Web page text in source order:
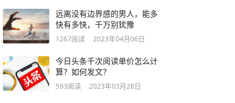
远离没有边界感的男人，能多
快有多快，千万别犹豫
1267阅读 2023年04月06日
今日头条千次阅读单价怎么计
算？如何发文？
593阅读 2023年03月28日